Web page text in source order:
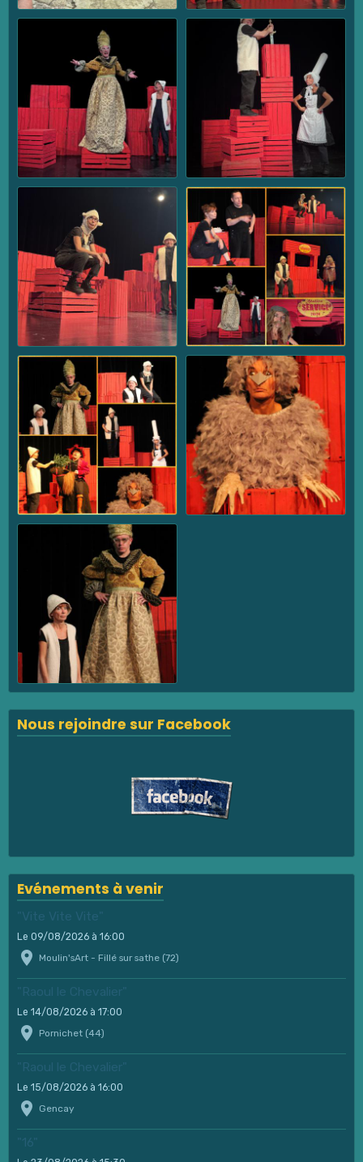
Nous rejoindre sur Facebook
Evénements à venir
"Vite Vite Vite"
Le 09/08/2026 à 16:00
Moulin'sArt - Fillé sur sathe (72)
"Raoul le Chevalier"
Le 14/08/2026 à 17:00
Pornichet (44)
"Raoul le Chevalier"
Le 15/08/2026 à 16:00
Gencay
"16"